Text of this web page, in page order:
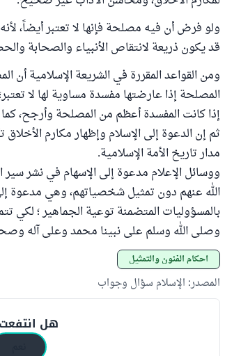
ولو فرض أن فيه مصلحة فإنها لا تعتبر أيضاً،
قد يكون ذريعة لانتقاص الأنبياء والصحابة
ومن القواعد المقررة في الشريعة الإسلامية أن
المصلحة إذا عارضتها مفسدة مساوية لها لا
إذا كانت المفسدة أعظم من المصلحة وأرجح،
ثم إن الدعوة إلى الإسلام وإظهار مكارم
مدار تاريخ الأمة الإسلامية.
ووسائل الإعلام مدعوة إلى الإسهام في نشر سير
الله عنهم دون تمثيل شخصياتهم، وهي مدعوة إلى
بالمسؤوليات المتضمنة توعية الجماهير ؛ لكي
وصلى الله وسلم على نبينا محمد وعلى آله
أحكام الفنون والتمثيل
المصدر: الإسلام سؤال وجواب
هل انتفعت